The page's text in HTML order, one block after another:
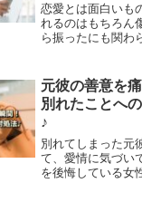
恋愛とは面白いも
れるのはもちろん
ら振ったにも関わ
惹かれてしまう心
す。
元彼の善意を
別れたことへ
♪
別れてしまった元
て、愛情に気づい
を後悔している女